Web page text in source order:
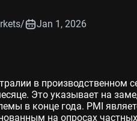
/ Jan 1, 2026
в производственном
Это указывает на
в конце года. PMI
на опросах